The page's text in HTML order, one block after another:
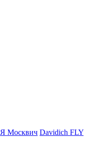
Я Москвич Davidich FLY